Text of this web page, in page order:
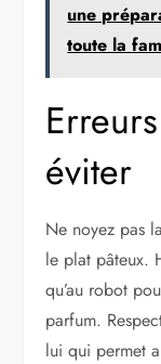
une
toute la
éviter
Ne noyez pas
le plat pâteux.
qu’au robot
parfum.
lui qui permet